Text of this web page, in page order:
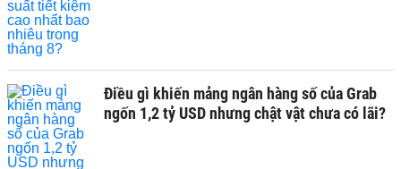
Điều gì khiến mảng ngân hàng số của Grab
ngốn 1,2 tỷ USD nhưng chật vật chưa có lãi?